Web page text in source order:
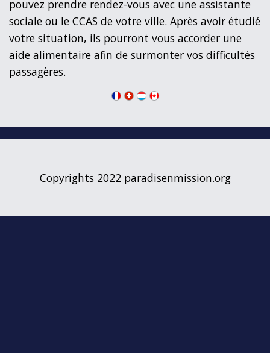
pouvez prendre rendez-vous avec une assistante
sociale ou le CCAS de votre ville. Après avoir étudié
votre situation, ils pourront vous accorder une
aide alimentaire afin de surmonter vos difficultés
passagères.
Copyrights 2022 paradisenmission.org